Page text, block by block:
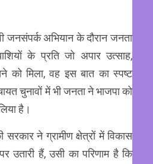
जनसंपर्क अभियान के दौरान जनता
के प्रति जो अपार उत्साह,
को मिला, वह इस बात का स्पष्ट
चुनावों में भी जनता ने भाजपा को
है।
सरकार ने ग्रामीण क्षेत्रों में विकास
उतारी हैं, उसी का परिणाम है कि